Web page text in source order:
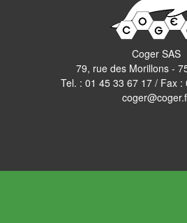
Coger SAS
79, rue des Morillons -
Tel. : 01 45 33 67 17/ Fax :